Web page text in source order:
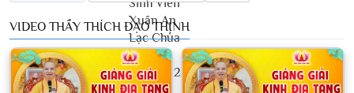
VIDEO THẦY THÍCH ĐẠO THỊNH